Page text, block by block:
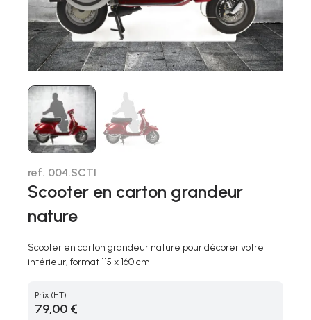
ref. 004.SCTI
Scooter en carton grandeur
nature
Scooter en carton grandeur nature pour décorer votre
intérieur, format 115 x 160 cm
Prix (HT)
79,00 €